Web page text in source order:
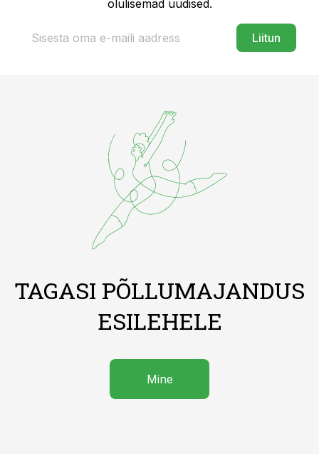
olulisemad uudised.
Liitun
TAGASI PÕLLUMAJANDUS
ESILEHELE
Mine